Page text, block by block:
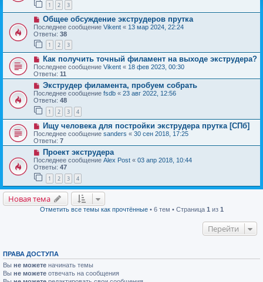
1 2 3
Общее обсуждение экструдеров прутка
Последнее сообщение Vikent « 13 мар 2024, 22:24
Ответы: 38
1 2 3
Как получить точный филамент на выходе экструдера?
Последнее сообщение Vikent « 18 фев 2023, 00:30
Ответы: 11
Экструдер филамента, пробуем собрать
Последнее сообщение fsdb « 23 авг 2022, 12:56
Ответы: 48
1 2 3 4
Ищу человека для постройки экструдера прутка [СПб]
Последнее сообщение sanders « 30 сен 2018, 17:25
Ответы: 7
Проект экструдера
Последнее сообщение Alex Post « 03 апр 2018, 10:44
Ответы: 47
1 2 3 4
Новая тема
Отметить все темы как прочтённые• 6 тем • Страница 1 из 1
Перейти
ПРАВА ДОСТУПА
Вы не можете начинать темы
Вы не можете отвечать на сообщения